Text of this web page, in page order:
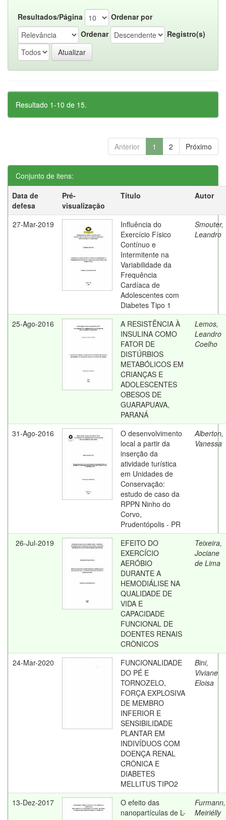
Resultados/Página
Ordenar por
Ordenar
Registro(s)
Resultado 1-10 de 15.
Anterior 1 2 Próximo
Conjunto de itens:
Data de
defesa
Pré-
visualização
Título Autor
27-Mar-2019
Influência do
Exercício Físico
Contínuo e
Intermitente na
Variabilidade da
Frequência
Cardíaca de
Adolescentes com
Diabetes Tipo 1
Smouter,
Leandro
25-Ago-2016
A RESISTÊNCIA À
INSULINA COMO
FATOR DE
DISTÚRBIOS
METABÓLICOS EM
CRIANÇAS E
ADOLESCENTES
OBESOS DE
GUARAPUAVA,
PARANÁ
Lemos,
Leandro
Coelho
31-Ago-2016
O desenvolvimento
local a partir da
inserção da
atividade turística
em Unidades de
Conservação:
estudo de caso da
RPPN Ninho do
Corvo,
Prudentópolis - PR
Alberton,
Vanessa
26-Jul-2019
EFEITO DO
EXERCÍCIO
AERÓBIO
DURANTE A
HEMODIÁLISE NA
QUALIDADE DE
VIDA E
CAPACIDADE
FUNCIONAL DE
DOENTES RENAIS
CRÔNICOS
Teixeira,
Jociane
de Lima
24-Mar-2020
FUNCIONALIDADE
DO PÉ E
TORNOZELO,
FORÇA EXPLOSIVA
DE MEMBRO
INFERIOR E
SENSIBILIDADE
PLANTAR EM
INDIVÍDUOS COM
DOENÇA RENAL
CRÔNICA E
DIABETES
MELLITUS TIPO2
Bini,
Viviane
Eloisa
13-Dez-2017
O efeito das
nanopartículas de L-
Furmann,
Meiriélly